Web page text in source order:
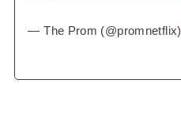
— The Prom (@promnetflix)